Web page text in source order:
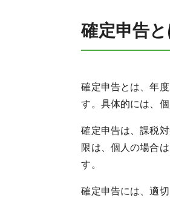
確定申告と
確定申告とは、年
す。具体的には、
確定申告は、課税
限は、個人の場合
す。
確定申告には、適